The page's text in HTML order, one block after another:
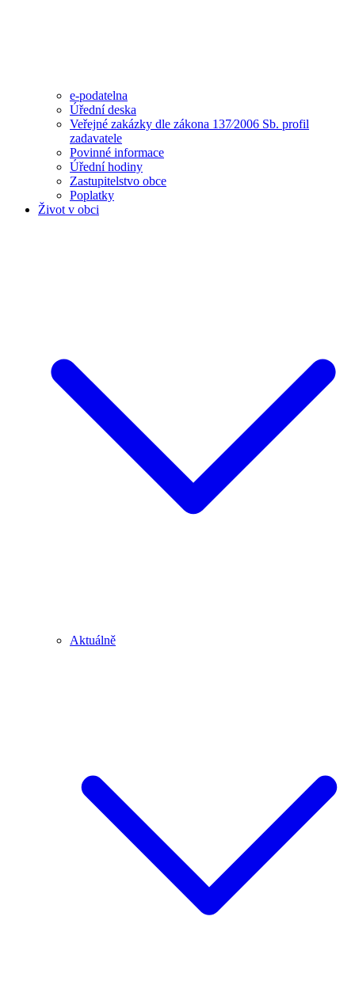
e-podatelna
Úřední deska
Veřejné zakázky dle zákona 137⁄2006 Sb. profil
zadavatele
Povinné informace
Úřední hodiny
Zastupitelstvo obce
Poplatky
Život v obci
Aktuálně